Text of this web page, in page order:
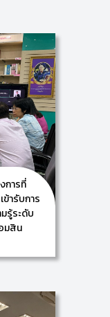
การที่
ารับการ
รู้ระดับ
มสิน
ปรึกษาเพื่อ
ตรฐานด้าน
แก่ ธนาคาร